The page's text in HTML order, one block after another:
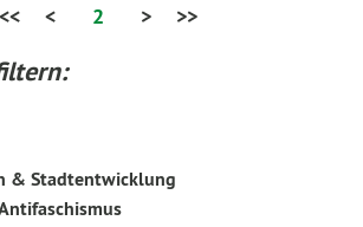
<<
< 2 > >>
& Stadtentwicklung